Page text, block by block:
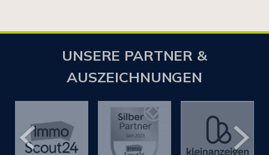
UNSERE PARTNER &
AUSZEICHNUNGEN